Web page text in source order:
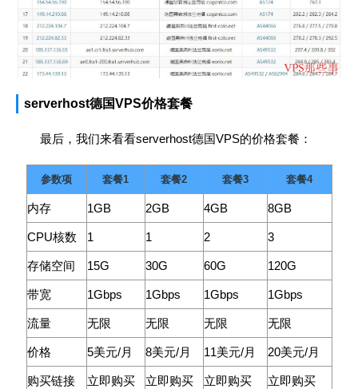
serverhost德国VPS价格套餐
最后，我们来看看serverhost德国VPS的价格套餐：
参数项 套餐1 套餐2 套餐3 套餐4
内存 1GB 2GB 4GB 8GB
CPU核数 1 1 2 3
存储空间 15G 30G 60G 120G
带宽 1Gbps 1Gbps 1Gbps 1Gbps
流量 无限 无限 无限 无限
价格 5美元/月 8美元/月 11美元/月 20美元/月
购买链接 立即购买 立即购买 立即购买 立即购买